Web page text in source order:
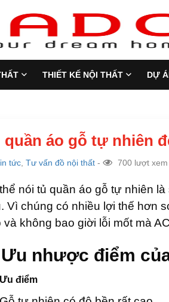
THIẾT KẾ NỘI THẤT DỰ
quần áo gỗ tự nhiên
tức Tư vấn đồ nội thất - 700 lượt xem
nói tủ quần áo gỗ tự nhiên
Vì chúng có nhiều lợi thế hơn
và không bao giời lỗi mốt mà
nhược điểm
điểm